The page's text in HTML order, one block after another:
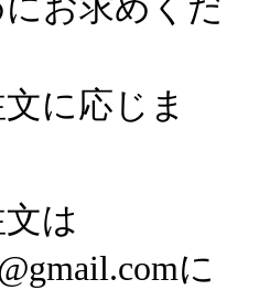
お求めくだ
に応じま
は
に